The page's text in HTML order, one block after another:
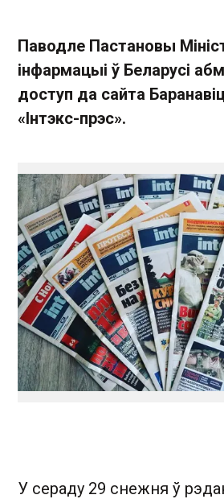
Паводле Пастановы
інфармацыі ў Беларусі
доступ да сайта
«Інтэкс-прэс».
У сераду 29 снежня ў